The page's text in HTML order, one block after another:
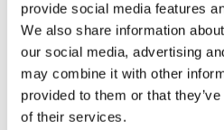
provide social media features
We also share information
our social media, advertising
may combine it with other
provided to them or that
of their services.
Herren Handschuhe
56% recyceltes Polyester
Flauschiges Innenfutter
Weich und dehnbar
Perfekt kombinierbar mit